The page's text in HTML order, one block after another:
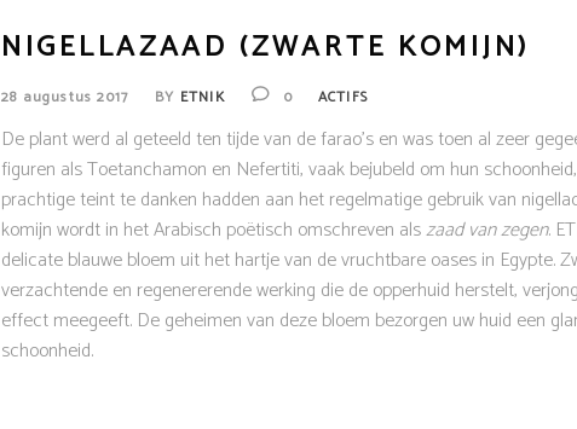
NIGELLAZAAD (ZWARTE KOMIJN)
28 augustus 2017 BY ETNIK 0 ACTIFS
De plant werd al geteeld ten tijde van de farao’s en was toen al zeer
figuren als Toetanchamon en Nefertiti, vaak bejubeld om hun
prachtige teint te danken hadden aan het regelmatige gebruik van
komijn wordt in het Arabisch poëtisch omschreven alszaad van zegen.
delicate blauwe bloem uit het hartje van de vruchtbare oases in Egypte.
verzachtende en regenererende werking die de opperhuid herstelt,
effect meegeeft. De geheimen van deze bloem bezorgen uw huid een
schoonheid.